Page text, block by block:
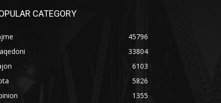
CATEGORY
45796
33804
6103
5826
1355